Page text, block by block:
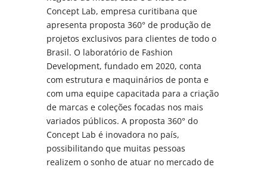
Concept Lab, empresa curitibana que
apresenta proposta 360° de produção de
projetos exclusivos para clientes de todo o
Brasil. O laboratório de Fashion
Development, fundado em 2020, conta
com estrutura e maquinários de ponta e
com uma equipe capacitada para a criação
de marcas e coleções focadas nos mais
variados públicos. A proposta 360° do
Concept Lab é inovadora no país,
possibilitando que muitas pessoas
realizem o sonho de atuar no mercado de